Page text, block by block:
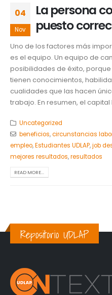
04
Nov
La persona
puesto
Uno de los factores más
es el equipo. Un equipo de
posibilidades de éxito,
tienen conocimientos,
cualidades que las hacen
trabajo. En resumen, el capital
Uncategorized
beneficios,circunstancias
empleo,Estudiantes UDLAP,job
mejores resultados,resultados
READ MORE...
Repositorio UDLAP